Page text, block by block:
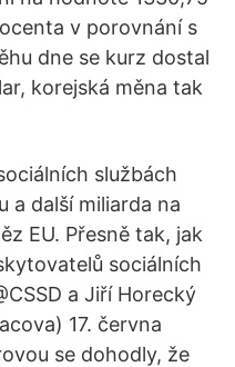
v porovnání s
dne se kurz dostal
korejská měna tak
službách
a další miliarda na
EU. Přesně tak, jak
sociálních
a Jiří Horecký
17. června
se dohodly, že